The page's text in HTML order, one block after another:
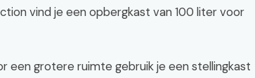
vind je een opbergkast van 100 liter voor
een grotere ruimte gebruik je een stellingkast